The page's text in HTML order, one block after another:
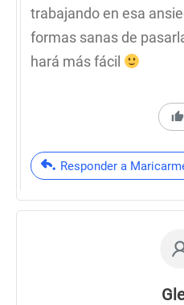
trabajando en esa
formas sanas de
hará más fácil
Responder a